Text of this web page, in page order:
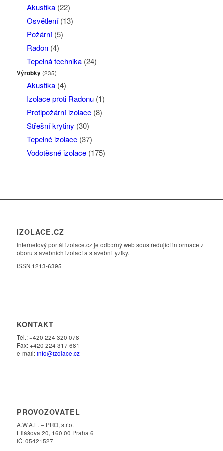
Akustika(22)
Osvětlení(13)
Požární(5)
Radon(4)
Tepelná technika(24)
Výrobky(235)
Akustika(4)
Izolace proti Radonu(1)
Protipožární izolace(8)
Střešní krytiny (30)
Tepelné izolace(37)
Vodotěsné izolace(175)
IZOLACE.CZ
Internetový portál izolace.cz je odborný web soustřeďující informace z
oboru stavebních izolací a stavební fyziky.
ISSN 1213-6395
KONTAKT
Tel.: +420 224 320 078
Fax: +420 224 317 681
e-mail:info@izolace.cz
PROVOZOVATEL
A.W.A.L. – PRO, s.r.o.
Eliášova 20, 160 00 Praha 6
IČ: 05421527